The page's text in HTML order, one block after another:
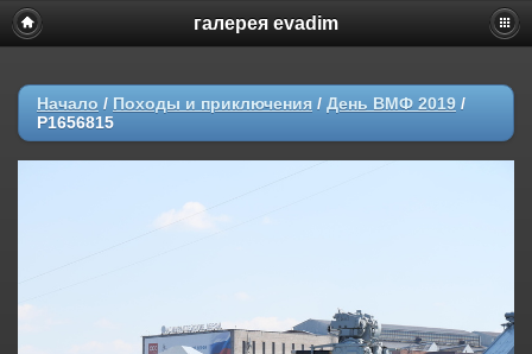
галерея evadim
Начало / Походы и приключения / День ВМФ 2019 /
P1656815